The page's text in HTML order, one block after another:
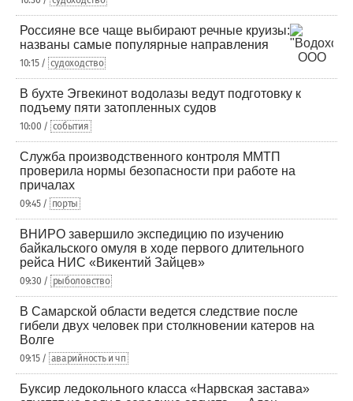
Россияне все чаще выбирают речные круизы:
названы самые популярные направления
10:15 / судоходство
В бухте Эгвекинот водолазы ведут подготовку к
подъему пяти затопленных судов
10:00 / события
Служба производственного контроля ММТП
проверила нормы безопасности при работе на
причалах
09:45 / порты
ВНИРО завершило экспедицию по изучению
байкальского омуля в ходе первого длительного
рейса НИС «Викентий Зайцев»
09:30 / рыболовство
В Самарской области ведется следствие после
гибели двух человек при столкновении катеров на
Волге
09:15 / аварийность и чп
Буксир ледокольного класса «Нарвская застава»